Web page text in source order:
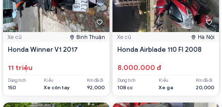
Xe cũ Bình Thuận
Honda Winner V1 2017
11 triệu
Dung tích
150
Kiểu
Xe côn tay
Km đã đi
92,000
Xe cũ Hà Nội
Honda Airblade 110 FI 2008
8.000.000 đ
Dung tích
108 cc
Kiểu
Xe ga
Km đã đi
20,000